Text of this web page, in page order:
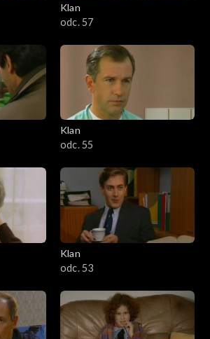
Klan
odc. 57
Klan
odc. 55
Klan
odc. 53